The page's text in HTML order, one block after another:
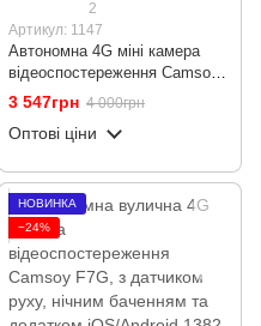
2
Артикул: 1147
Автономна 4G міні камера
відеоспостереження Camsoy
T9G5, з акумулятором, до 30
днів роботи з PIR датчиком
руху, 1080P FullHD
3 547грн 4 000грн
Оптові ціни
НОВИНКА
−24%